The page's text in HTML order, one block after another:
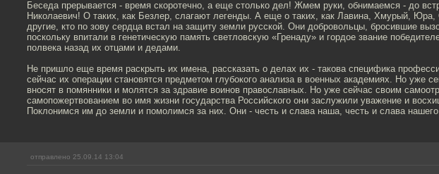
Беседа прерывается - время скоротечно, а еще столько дел! Жмем руки, обнимаемся - до
Николаевич! О таких, как Безлер, слагают легенды. А еще о таких, как Лавина, Хмурый, Юра,
другие, кто по зову сердца встал на защиту земли русской. Они добровольцы, бросившие
поскольку впитали в генетическую память светловскую «Гренаду» и гордое звание
полвека назад их отцами и дедами.
Не пришло еще время раскрыть их имена, рассказать о делах их - такова специфика
сейчас их операции становятся предметом глубокого анализа в военных академиях. Но уже
вносят в помянники и молятся за здравие воинов православных. Но уже сейчас своим
самопожертвованием во имя жизни государства Российского они заслужили уважение и
Поклонимся им до земли и помолимся за них. Они - честь и слава наша, честь и слава
отправлено 25.09.14 13:04